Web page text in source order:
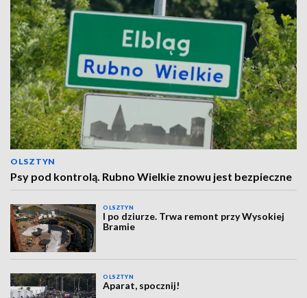
OLSZTYN
Psy pod kontrolą. Rubno Wielkie znowu jest bezpieczne
OLSZTYN
I po dziurze. Trwa remont przy Wysokiej
Bramie
OLSZTYN
Aparat, spocznij!